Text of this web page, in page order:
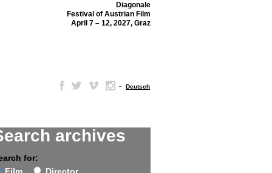
Diagonale
Festival of Austrian Film
April 7 – 12, 2027, Graz
– Deutsch
archives
for: